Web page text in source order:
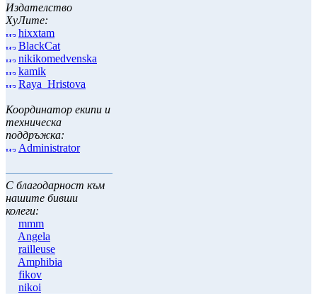
Издателство
ХуЛите:
hixxtam
BlackCat
nikikomedvenska
kamik
Raya_Hristova
Координатор екипи и
техническа
поддръжка:
Administrator
С благодарност към
нашите бивши
колеги:
mmm
Angela
railleuse
Amphibia
fikov
nikoi